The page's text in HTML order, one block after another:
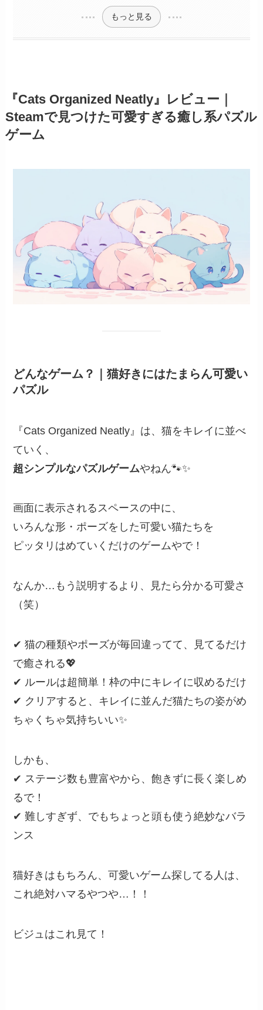
もっと見る
『Cats Organized Neatly』レビュー｜
Steamで見つけた可愛すぎる癒し系パズル
ゲーム
どんなゲーム？｜猫好きにはたまらん可愛い
パズル
『Cats Organized Neatly』は、猫をキレイに並べ
ていく、
超シンプルなパズルゲームやねん🐾✨
画面に表示されるスペースの中に、
いろんな形・ポーズをした可愛い猫たちを
ピッタリはめていくだけのゲームやで！
なんか…もう説明するより、見たら分かる可愛さ
（笑）
✔ 猫の種類やポーズが毎回違ってて、見てるだけ
で癒される💖
✔ ルールは超簡単！枠の中にキレイに収めるだけ
✔ クリアすると、キレイに並んだ猫たちの姿がめ
ちゃくちゃ気持ちいい✨
しかも、
✔ ステージ数も豊富やから、飽きずに長く楽しめ
るで！
✔ 難しすぎず、でもちょっと頭も使う絶妙なバラ
ンス
猫好きはもちろん、可愛いゲーム探してる人は、
これ絶対ハマるやつや…！！
ビジュはこれ見て！